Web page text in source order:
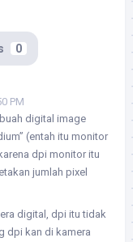
0
PM
digital image
(entah itu monitor
dpi monitor itu
jumlah pixel
digital, dpi itu tidak
dpi kan di kamera